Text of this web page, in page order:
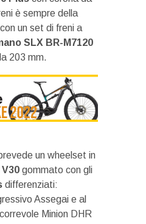
è sempre della
un set di freni a
SLX BR-M7120
203 mm.
un wheelset in
gommato con gli
differenziati:
Assegai e al
Minion DHR